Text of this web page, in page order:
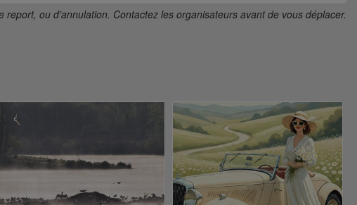
report, ou d'annulation. Contactez les organisateurs avant de vous déplacer.